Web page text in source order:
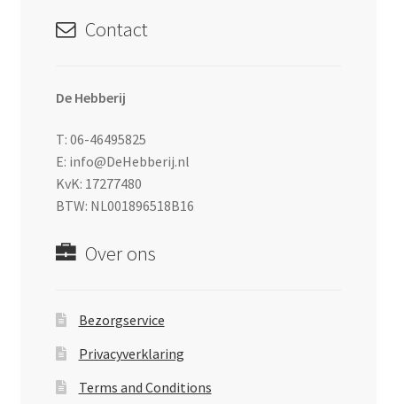
Contact
De Hebberij
T: 06-46495825
E: info@DeHebberij.nl
KvK: 17277480
BTW: NL001896518B16
Over ons
Bezorgservice
Privacyverklaring
Terms and Conditions